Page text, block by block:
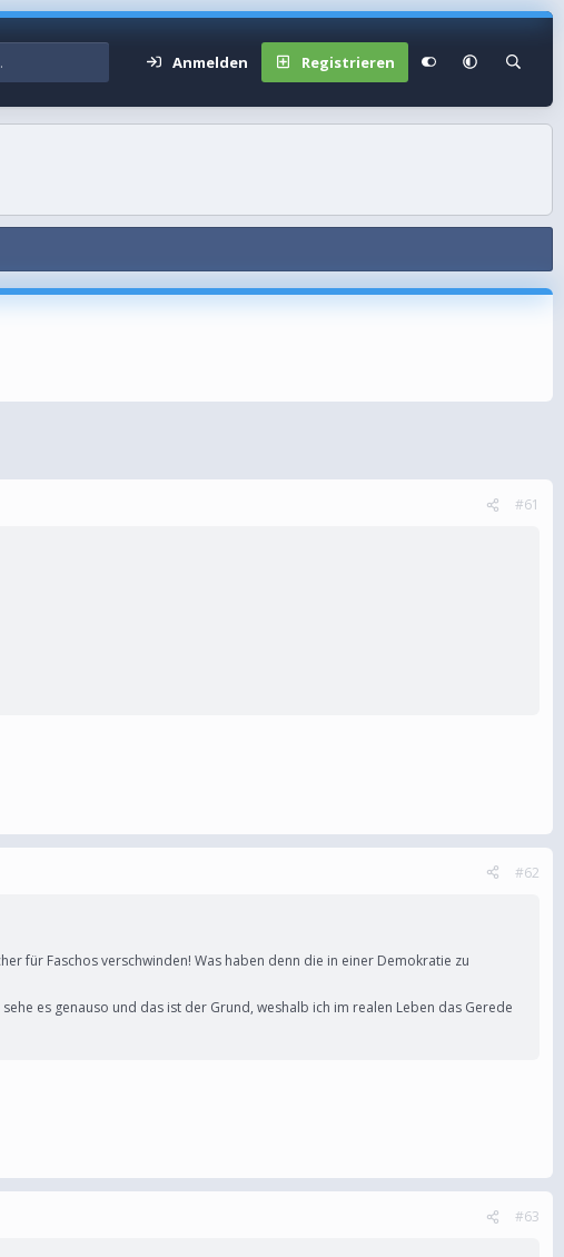
Anmelden Registrieren
#61
#62
für Faschos verschwinden! Was haben denn die in einer Demokratie zu
es genauso und das ist der Grund, weshalb ich im realen Leben das Gerede
#63